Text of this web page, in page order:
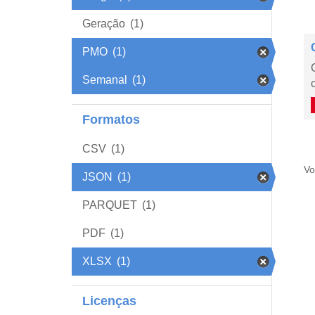
Geração (1)
PMO (1)
Semanal (1)
Formatos
CSV (1)
JSON (1)
PARQUET (1)
PDF (1)
XLSX (1)
Licenças